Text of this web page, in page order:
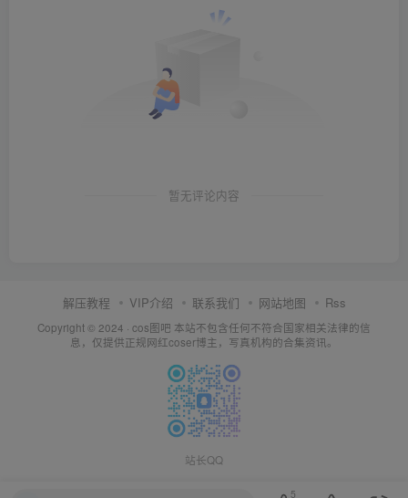
暂无评论内容
解压教程 VIP介绍 联系我们 网站地图 Rss
Copyright © 2024 · cos图吧 本站不包含任何不符合国家相关法律的信
息，仅提供正规网红coser博主，写真机构的合集资讯。
站长QQ
5